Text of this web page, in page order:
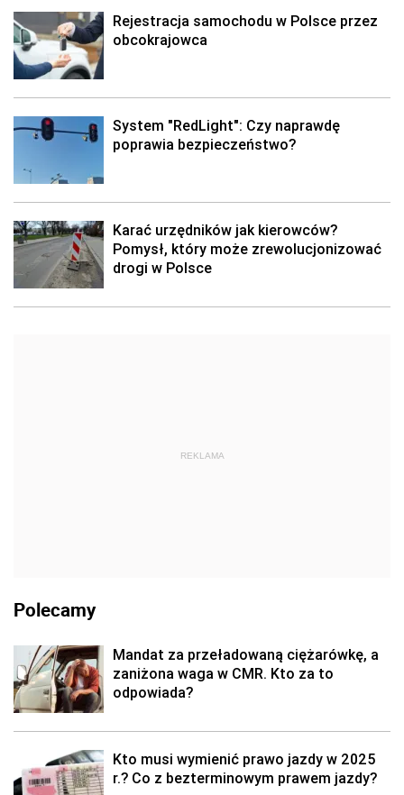
Rejestracja samochodu w Polsce przez
obcokrajowca
System "RedLight": Czy naprawdę
poprawia bezpieczeństwo?
Karać urzędników jak kierowców?
Pomysł, który może zrewolucjonizować
drogi w Polsce
REKLAMA
Polecamy
Mandat za przeładowaną ciężarówkę, a
zaniżona waga w CMR. Kto za to
odpowiada?
Kto musi wymienić prawo jazdy w 2025
r.? Co z bezterminowym prawem jazdy?